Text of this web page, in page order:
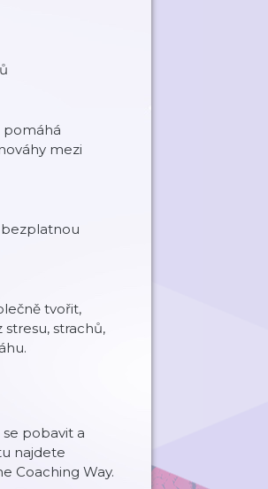
pomáhá
mezi
bezplatnou
tvořit,
strachů,
pobavit a
najdete
Coaching Way.